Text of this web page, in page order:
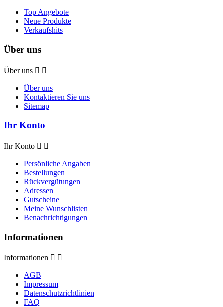
Top Angebote
Neue Produkte
Verkaufshits
Über uns
Über uns  
Über uns
Kontaktieren Sie uns
Sitemap
Ihr Konto
Ihr Konto  
Persönliche Angaben
Bestellungen
Rückvergütungen
Adressen
Gutscheine
Meine Wunschlisten
Benachrichtigungen
Informationen
Informationen  
AGB
Impressum
Datenschutzrichtlinien
FAQ